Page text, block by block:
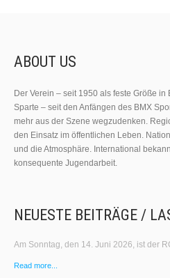
ABOUT US
Der Verein – seit 1950 als feste Größe
Sparte – seit den Anfängen des BMX
mehr aus der Szene wegzudenken.
den Einsatz im öffentlichen Leben.
und die Atmosphäre. International
konsequente Jugendarbeit.
NEUESTE BEITRÄGE /
Am Sonntag, den 14. Juni 2026, ist der
Read more...